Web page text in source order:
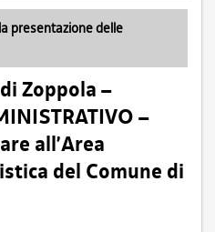
presentazione delle
Zoppola –
–
all’Area
del Comune di